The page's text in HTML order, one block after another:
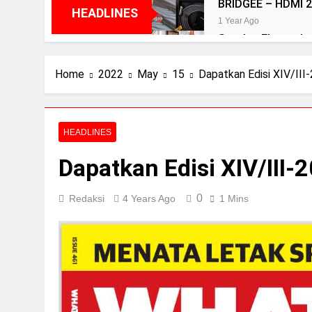
HEADLINES
BRIDGEE – HDMI
1 Year Ago
Speaker Elac
Review Aurender
Review Neumann
2 Years Ago
Home 2022 May 15 Dapatkan Edisi XIV/
HEADLINES
Dapatkan Edisi XIV/III-
Redaksi 4 Years Ago 0 1 Mins